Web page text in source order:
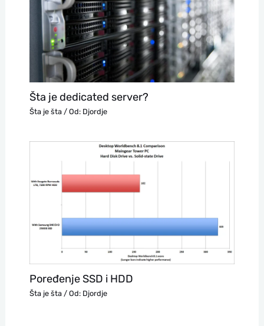
Šta je dedicated server?
Šta je šta/ Od: Djordje
Poređenje SSD i HDD
Šta je šta/ Od: Djordje